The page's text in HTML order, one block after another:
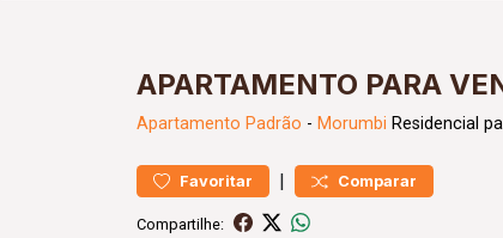
APARTAMENTO PARA
Apartamento Padrão - Morumbi Residencial
Favoritar | Comparar
Compartilhe: